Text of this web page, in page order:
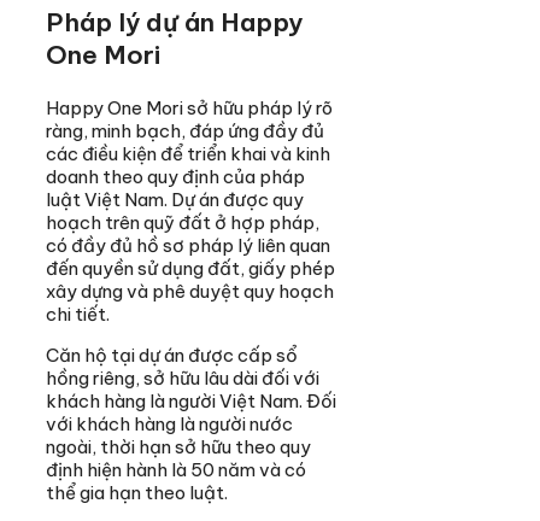
Pháp lý dự án Happy
One Mori
Happy One Mori sở hữu pháp lý rõ
ràng, minh bạch, đáp ứng đầy đủ
các điều kiện để triển khai và kinh
doanh theo quy định của pháp
luật Việt Nam. Dự án được quy
hoạch trên quỹ đất ở hợp pháp,
có đầy đủ hồ sơ pháp lý liên quan
đến quyền sử dụng đất, giấy phép
xây dựng và phê duyệt quy hoạch
chi tiết.
Căn hộ tại dự án được cấp sổ
hồng riêng, sở hữu lâu dài đối với
khách hàng là người Việt Nam. Đối
với khách hàng là người nước
ngoài, thời hạn sở hữu theo quy
định hiện hành là 50 năm và có
thể gia hạn theo luật.